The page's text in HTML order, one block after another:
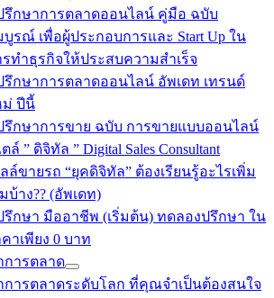
รึกษาการตลาดออนไลน์ คู่มือ ฉบับ
บูรณ์ เพื่อผู้ประกอบการและ Start Up ใน
รทำธุรกิจให้ประสบความสำเร็จ
รึกษาการตลาดออนไลน์ อัพเดท เทรนด์
ม่ ปีนี้
รึกษาการขาย ฉบับ การขายแบบออนไลน์
ล์ ” ดิจิทัล ” Digital Sales Consultant
ลล์ขายรถ “ยุคดิจิทัล” ต้องเรียนรู้อะไรเพิ่ม
บ้าง?? (อัพเดท)
รึกษา มืออาชีพ (เริ่มต้น) ทดลองปรึกษา ใน
าเพียง 0 บาท
การตลาด
การตลาดระดับโลก ที่คุณจำเป็นต้องสนใจ